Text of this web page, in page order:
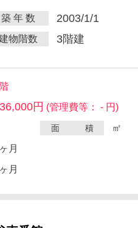
築 年 数 2003/1/1
物階数 3階建
円 (管理費等： - 円)
面 積 ㎡
月
月